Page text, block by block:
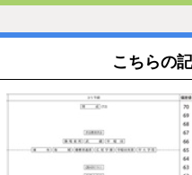
こちらの